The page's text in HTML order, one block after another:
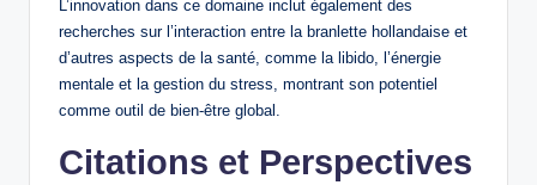
L’innovation dans ce domaine inclut également des
recherches sur l’interaction entre la branlette hollandaise et
d’autres aspects de la santé, comme la libido, l’énergie
mentale et la gestion du stress, montrant son potentiel
comme outil de bien-être global.
Citations et Perspectives